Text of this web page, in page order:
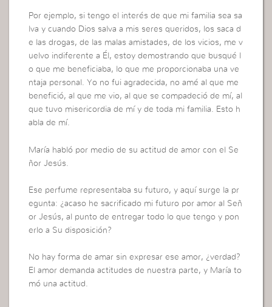
Por ejemplo, si tengo el interés de que mi familia sea sa
lva y cuando Dios salva a mis seres queridos, los saca d
e las drogas, de las malas amistades, de los vicios, me v
uelvo indiferente a Él, estoy demostrando que busqué l
o que me beneficiaba, lo que me proporcionaba una ve
ntaja personal. Yo no fui agradecida, no amé al que me
benefició, al que me vio, al que se compadeció de mí, al
que tuvo misericordia de mí y de toda mi familia. Esto h
abla de mí.
María habló por medio de su actitud de amor con el Se
ñor Jesús.
Ese perfume representaba su futuro, y aquí surge la pr
egunta: ¿acaso he sacrificado mi futuro por amor al Señ
or Jesús, al punto de entregar todo lo que tengo y pon
erlo a Su disposición?
No hay forma de amar sin expresar ese amor, ¿verdad?
El amor demanda actitudes de nuestra parte, y María to
mó una actitud.